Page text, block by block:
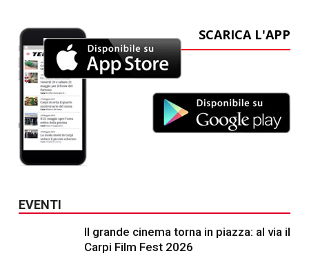
SCARICA L'APP
EVENTI
Il grande cinema torna in piazza: al via il
Carpi Film Fest 2026